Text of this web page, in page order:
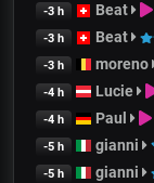
-3 h Beat
-3 h Beat
-3 h moreno
-4 h Lucie
-4 h Paul
-5 h gianni
-5 h gianni